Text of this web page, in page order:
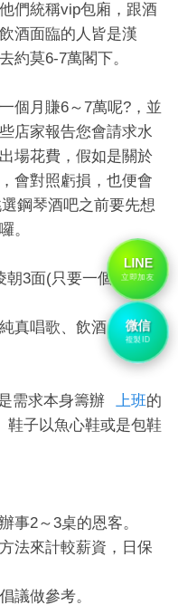
們統稱vip包廂，跟酒
酒面臨的人皆是漢
約莫6-7萬閣下。
個月賺6～7萬呢?，並
店家報告您會請求水
場花費，假如是關於
會對照虧損，也便會
鋼琴酒吧之前要先想
。
3面(只要一個班,並非
真唱歌、飲酒、談天
需求本身籌辦 上班的
鞋子以魚心鞋或是包鞋
事2～3桌的恩客。
法來計較薪資，日保
議做參考。
LINE
立即加友
微信
複製ID